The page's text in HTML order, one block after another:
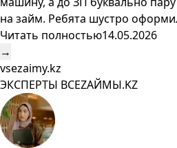
на займ. Ребята шустро
Читать полностью14.05.2026
→
vsezaimy.kz
ЭКСПЕРТЫ ВСЕZAЙМЫ.KZ